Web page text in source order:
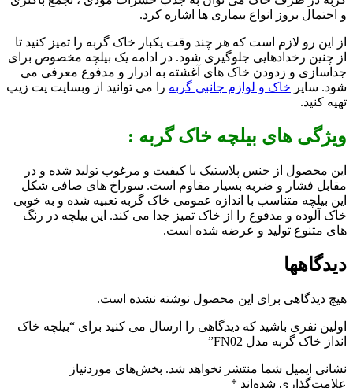
و احتمال بروز انواع بیماری ها اشاره کرد.
از این رو لازم است که هر چند وقت یکبار خاک گربه را تمیز کنید تا
از چنین رخدادهایی جلوگیری شود. در ادامه یک بیلچه مخصوص برای
جداسازی و زدودن خاک های آغشته به ادرار و مدفوع معرفی می
شود. سایر خاک و لوازم جانبی گربه را می توانید از وبسایت پت زیپ
تهیه کنید.
ویژگی های بیلچه خاک گربه :
این محصول از جنس پلاستیک با کیفیت و مرغوب تولید شده و در
مقابل فشار و ضربه بسیار مقاوم است. سوراخ های صافی شکل
این بیلچه متناسب با اندازه عمومی خاک گربه تعبیه شده و به خوبی
خاک آلوده و مدفوع را از خاک تمیز جدا می کند. این بیلچه در رنگ
های متنوع تولید و عرضه شده است.
دیدگاهها
هیچ دیدگاهی برای این محصول نوشته نشده است.
اولین نفری باشید که دیدگاهی را ارسال می کنید برای “بیلچه خاک
انداز خاک گربه مدل FN02”
نشانی ایمیل شما منتشر نخواهد شد. بخش‌های موردنیاز
علامت‌گذاری شده‌اند *